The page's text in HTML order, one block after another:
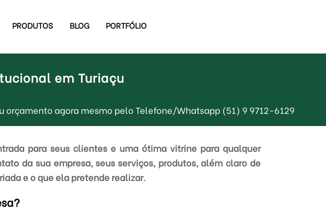
PRODUTOS BLOG PORTFÓLIO
em Turiaçu
agora mesmo pelo Telefone/Whatsapp (51) 9 9712-6129
para seus clientes e uma ótima vitrine para qualquer
da sua empresa, seus serviços, produtos, além claro de
e o que ela pretende realizar.